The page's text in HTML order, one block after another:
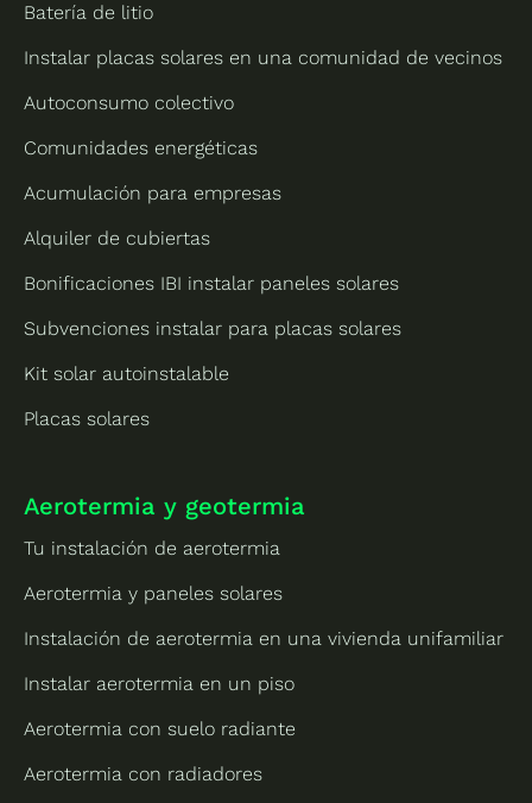
Batería de litio
Instalar placas solares en una comunidad de vecinos
Autoconsumo colectivo
Comunidades energéticas
Acumulación para empresas
Alquiler de cubiertas
Bonificaciones IBI instalar paneles solares
Subvenciones instalar para placas solares
Kit solar autoinstalable
Placas solares
Aerotermia y geotermia
Tu instalación de aerotermia
Aerotermia y paneles solares
Instalación de aerotermia en una vivienda unifamiliar
Instalar aerotermia en un piso
Aerotermia con suelo radiante
Aerotermia con radiadores